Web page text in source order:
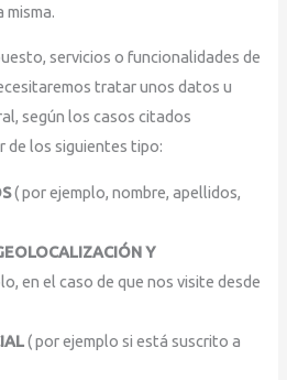
misma.
servicios o funcionalidades de
tratar unos datos u
según los casos citados
de los siguientes tipo:
( por ejemplo, nombre, apellidos,
Y
en el caso de que nos visite desde
( por ejemplo si está suscrito a